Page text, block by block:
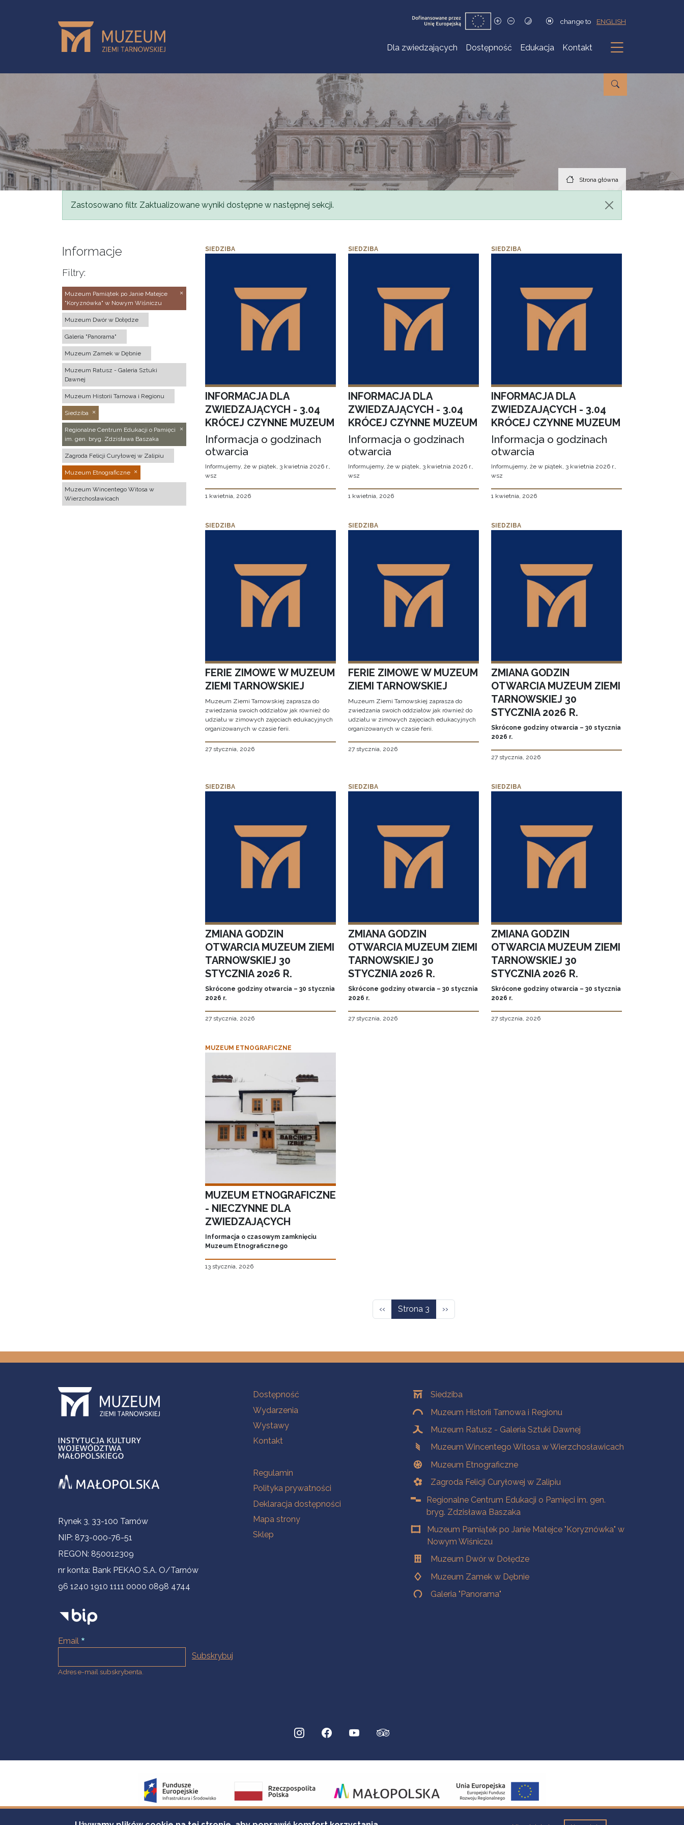
change to ENGLISH
Dla zwiedzających Dostępność Edukacja Kontakt
Podmenu
Strona główna
Komunikat
Zastosowano filtr. Zaktualizowane wyniki dostępne w następnej sekcji.
Informacje
Filtry:
Muzeum Pamiątek po Janie Matejce
"Koryznówka" w Nowym Wiśniczu
Muzeum Dwór w Dołędze
Galeria "Panorama"
Muzeum Zamek w Dębnie
Muzeum Ratusz - Galeria Sztuki
Dawnej
Muzeum Historii Tarnowa i Regionu
Siedziba
Regionalne Centrum Edukacji o Pamięci
im. gen. bryg. Zdzisława Baszaka
Zagroda Felicji Curyłowej w Zalipiu
Muzeum Etnograficzne
Muzeum Wincentego Witosa w
Wierzchosławicach
SIEDZIBA
INFORMACJA DLA
ZWIEDZAJĄCYCH - 3.04
KRÓCEJ CZYNNE MUZEUM
Informacja o godzinach
otwarcia
Informujemy, że w piątek, 3 kwietnia 2026 r.,
wsz
1 kwietnia, 2026
SIEDZIBA
INFORMACJA DLA
ZWIEDZAJĄCYCH - 3.04
KRÓCEJ CZYNNE MUZEUM
Informacja o godzinach
otwarcia
Informujemy, że w piątek, 3 kwietnia 2026 r.,
wsz
1 kwietnia, 2026
SIEDZIBA
INFORMACJA DLA
ZWIEDZAJĄCYCH - 3.04
KRÓCEJ CZYNNE MUZEUM
Informacja o godzinach
otwarcia
Informujemy, że w piątek, 3 kwietnia 2026 r.,
wsz
1 kwietnia, 2026
SIEDZIBA
FERIE ZIMOWE W MUZEUM
ZIEMI TARNOWSKIEJ
Muzeum Ziemi Tarnowskiej zaprasza do
zwiedzania swoich oddziałów jak również do
udziału w zimowych zajęciach edukacyjnych
organizowanych w czasie ferii.
27 stycznia, 2026
SIEDZIBA
FERIE ZIMOWE W MUZEUM
ZIEMI TARNOWSKIEJ
Muzeum Ziemi Tarnowskiej zaprasza do
zwiedzania swoich oddziałów jak również do
udziału w zimowych zajęciach edukacyjnych
organizowanych w czasie ferii.
27 stycznia, 2026
SIEDZIBA
ZMIANA GODZIN
OTWARCIA MUZEUM ZIEMI
TARNOWSKIEJ 30
STYCZNIA 2026 R.
Skrócone godziny otwarcia – 30 stycznia
2026 r.
27 stycznia, 2026
SIEDZIBA
ZMIANA GODZIN
OTWARCIA MUZEUM ZIEMI
TARNOWSKIEJ 30
STYCZNIA 2026 R.
Skrócone godziny otwarcia – 30 stycznia
2026 r.
27 stycznia, 2026
SIEDZIBA
ZMIANA GODZIN
OTWARCIA MUZEUM ZIEMI
TARNOWSKIEJ 30
STYCZNIA 2026 R.
Skrócone godziny otwarcia – 30 stycznia
2026 r.
27 stycznia, 2026
SIEDZIBA
ZMIANA GODZIN
OTWARCIA MUZEUM ZIEMI
TARNOWSKIEJ 30
STYCZNIA 2026 R.
Skrócone godziny otwarcia – 30 stycznia
2026 r.
27 stycznia, 2026
MUZEUM ETNOGRAFICZNE
MUZEUM ETNOGRAFICZNE
- NIECZYNNE DLA
ZWIEDZAJĄCYCH
Informacja o czasowym zamknięciu
Muzeum Etnograficznego
13 stycznia, 2026
Poprzednia strona
‹‹ Strona 3 Następna strona
››
Informacje kontaktowe
Rynek 3, 33-100 Tarnów
NIP: 873-000-76-51
REGON: 850012309
nr konta: Bank PEKAO S.A. O/Tarnów
96 1240 1910 1111 0000 0898 4744
Email
Adres e-mail subskrybenta.
Na skróty
Dostępność
Wydarzenia
Wystawy
Kontakt
Na skróty
Regulamin
Polityka prywatności
Deklaracja dostępności
Mapa strony
Sklep
OddziałySiedziba
Muzeum Historii Tarnowa i Regionu
Muzeum Ratusz - Galeria Sztuki Dawnej
Muzeum Wincentego Witosa w Wierzchosławicach
Muzeum Etnograficzne
Zagroda Felicji Curyłowej w Zalipiu
Regionalne Centrum Edukacji o Pamięci im. gen.
bryg. Zdzisława Baszaka
Muzeum Pamiątek po Janie Matejce "Koryznówka" w
Nowym Wiśniczu
Muzeum Dwór w Dołędze
Muzeum Zamek w Dębnie
Galeria "Panorama"